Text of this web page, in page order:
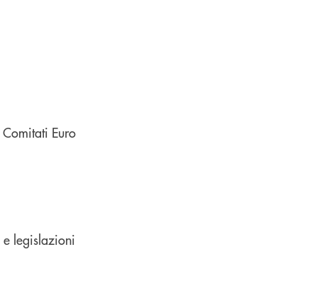
Euro
e legislazioni